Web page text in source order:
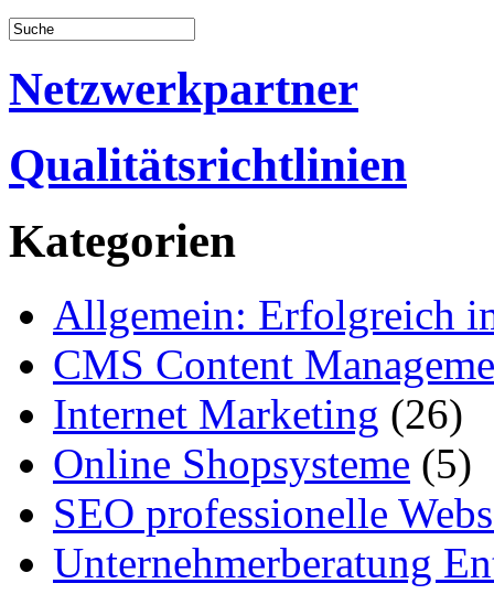
Netzwerkpartner
Qualitätsrichtlinien
Kategorien
Allgemein: Erfolgreich
CMS Content
Internet Marketing (26)
Online Shopsysteme (5)
SEO professionelle
Unternehmerberatung